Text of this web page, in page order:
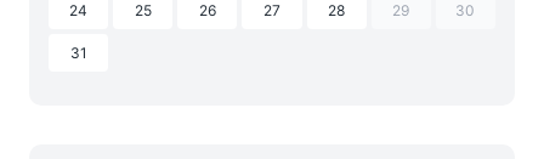
24 25 26 27 28 29 30
31